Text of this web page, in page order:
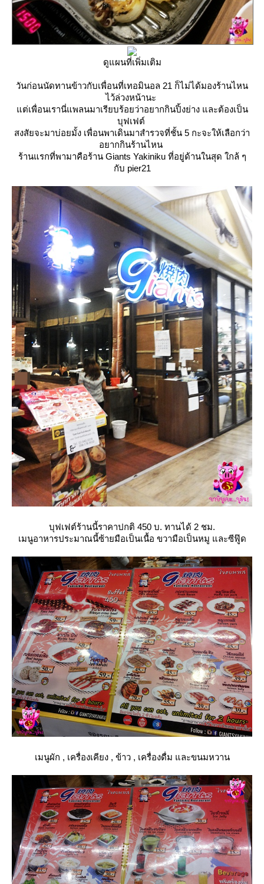
ดูแผนที่เพิ่มเติม
วันก่อนนัดทานข้าวกับเพื่อนที่เทอมินอล 21 ก็ไม่ได้มองร้านไหน
ไว้ล่วงหน้านะ
ต่เพื่อนเรานี่แพลนมาเรียบร้อยว่าอยากกินปิ้งย่าง และต้องเป็น
บุฟเฟต์
สงสัยจะมาบ่อยมั้ง เพื่อนพาเดินมาสำรวจที่ชั้น 5 กะจะให้เลือกว่า
อยากกินร้านไหน
ร้านแรกที่พามาคือร้าน Giants Yakiniku ที่อยู่ด้านในสุด ใกล้ ๆ
กับ pier21
บุฟเฟต์ร้านนี้ราคาปกติ 450 บ. ทานได้ 2 ชม.
เมนูอาหารประมาณนี้ซ้ายมือเป็นเนื้อ ขวามือเป็นหมู และซีฟู๊ด
เมนูผัก , เครื่องเคียง , ข้าว , เครื่องดื่ม และขนมหวาน